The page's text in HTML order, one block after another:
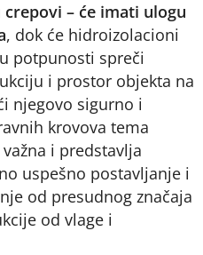
– će imati ulogu
, dok će hidroizolacioni
potpunosti spreči
i prostor objekta na
njegovo sigurno i
krovova tema
i predstavlja
uspešno postavljanje i
od presudnog značaja
od vlage i